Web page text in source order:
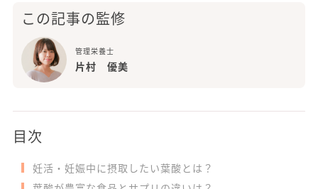
この記事の監修
管理栄養士
片村 優美
目次
妊活・妊娠中に摂取したい葉酸とは？